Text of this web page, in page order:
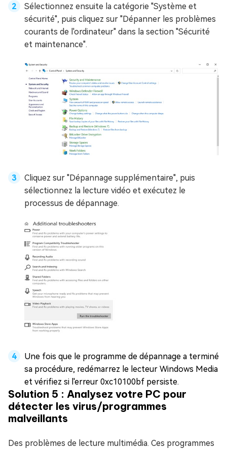
Sélectionnez ensuite la catégorie "Système et
sécurité", puis cliquez sur "Dépanner les problèmes
courants de l'ordinateur" dans la section "Sécurité
et maintenance".
Cliquez sur "Dépannage supplémentaire", puis
sélectionnez la lecture vidéo et exécutez le
processus de dépannage.
Une fois que le programme de dépannage a terminé
sa procédure, redémarrez le lecteur Windows Media
et vérifiez si l'erreur 0xc10100bf persiste.
Solution 5 : Analysez votre PC pour
détecter les virus/programmes
malveillants
Des problèmes de lecture multimédia. Ces programmes